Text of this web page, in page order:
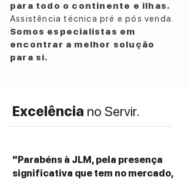
para todo o continente e ilhas.
Assistência técnica pré e pós venda.
Somos especialistas em
encontrar a melhor solução
para si.
Excelência no Servir.
"Parabéns à JLM, pela presença
significativa que tem no mercado,